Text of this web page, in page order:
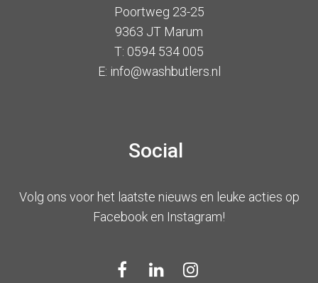
Poortweg 23-25
9363 JT Marum
T: 0594 534 005
E: info@washbutlers.nl
Social
Volg ons voor het laatste nieuws en leuke acties op
Facebook en Instagram!